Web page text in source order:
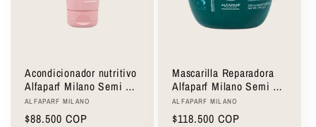
Acondicionador nutritivo
Alfaparf Milano Semi Di
Lino Nutritive Leave-In
Conditioner 200ml
Proveedor:
ALFAPARF MILANO
Precio
$88.500 COP
Mascarilla Reparadora
Alfaparf Milano Semi Di
Lino Reparative Mask
200ml
Proveedor:
ALFAPARF MILANO
Precio
$118.500 COP